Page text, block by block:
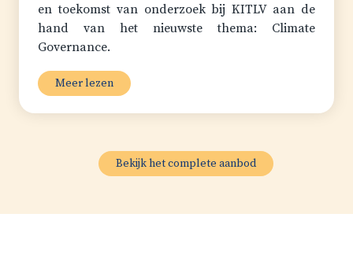
en toekomst van onderzoek bij KITLV aan de
hand van het nieuwste thema: Climate
Governance.
Meer lezen
Bekijk het complete aanbod